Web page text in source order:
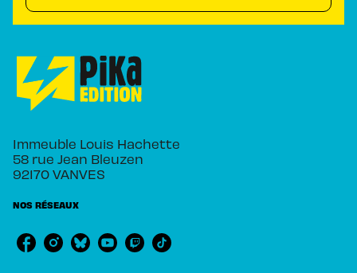
Immeuble Louis Hachette
58 rue Jean Bleuzen
92170 VANVES
NOS RÉSEAUX